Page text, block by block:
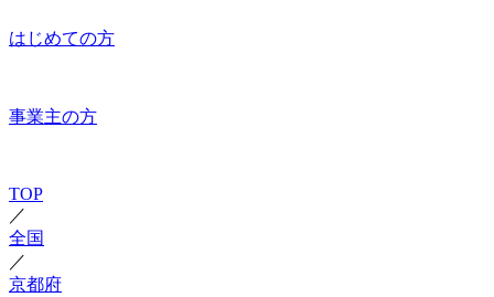
はじめての方
事業主の方
TOP
／
全国
／
京都府